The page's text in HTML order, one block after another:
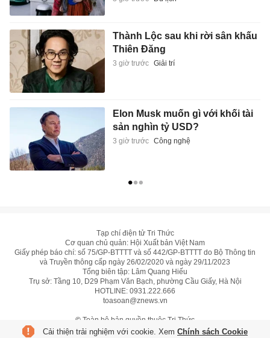
Thành Lộc sau khi rời sân khấu
Thiên Đăng
3 giờ trước Giải trí
Elon Musk muốn gì với khối tài
sản nghìn tỷ USD?
3 giờ trước Công nghệ
Tạp chí điện tử Tri Thức
Cơ quan chủ quản: Hội Xuất bản Việt Nam
Giấy phép báo chí: số 75/GP-BTTTT và số 442/GP-BTTTT do Bộ Thông tin
và Truyền thông cấp ngày 26/02/2020 và ngày 29/11/2023
Tổng biên tập: Lâm Quang Hiếu
Trụ sở: Tầng 10, D29 Phạm Văn Bạch, phường Cầu Giấy, Hà Nội
HOTLINE: 0931.222.666
toasoan@znews.vn
© Toàn bộ bản quyền thuộc Tri Thức
Cải thiện trải nghiệm với cookie. Xem Chính sách Cookie